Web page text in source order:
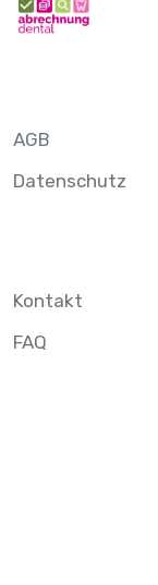
AGB
Datenschutz
Kontakt
FAQ